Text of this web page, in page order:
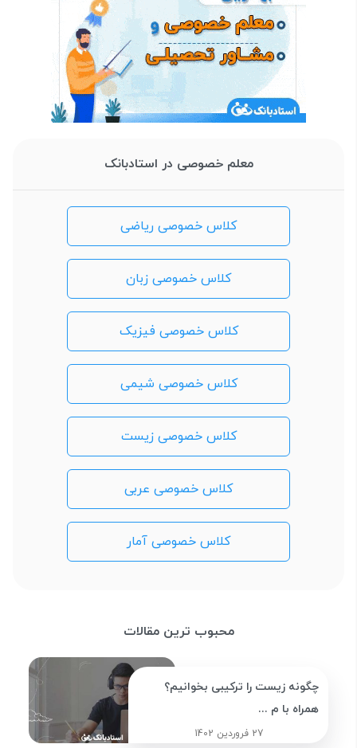
معلم خصوصی در استادبانک
کلاس خصوصی ریاضی
کلاس خصوصی زبان
کلاس خصوصی فیزیک
کلاس خصوصی شیمی
کلاس خصوصی زیست
کلاس خصوصی عربی
کلاس خصوصی آمار
محبوب ترین مقالات
چگونه زیست را ترکیبی بخوانیم؟
همراه با م ...
27 فروردین 1402